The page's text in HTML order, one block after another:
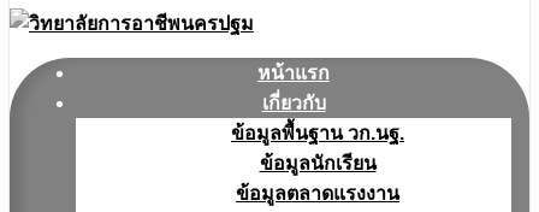
หน้าแรก
เกี่ยวกับ
ข้อมูลพื้นฐาน วก.นฐ.
ข้อมูลนักเรียน
ข้อมูลตลาดแรงงาน